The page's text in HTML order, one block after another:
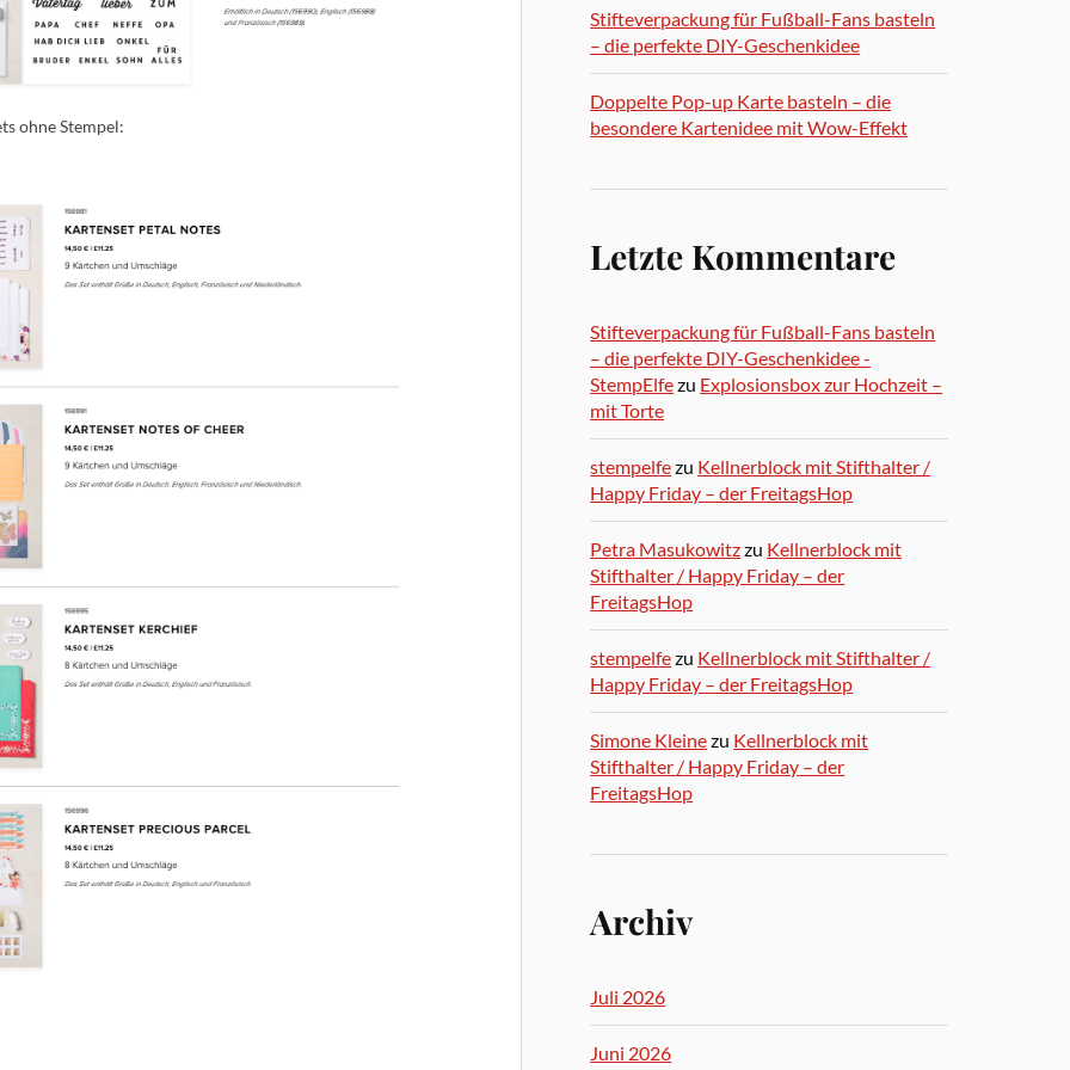
ohne Stempel:
Stifteverpackung für Fußball-Fans basteln
– die perfekte DIY-Geschenkidee
Doppelte Pop-up Karte basteln – die
besondere Kartenidee mit Wow-Effekt
Letzte Kommentare
Stifteverpackung für Fußball-Fans basteln
– die perfekte DIY-Geschenkidee -
StempElfezu Explosionsbox zur Hochzeit –
mit Torte
stempelfezu Kellnerblock mit Stifthalter /
Happy Friday – der FreitagsHop
Petra Masukowitzzu Kellnerblock mit
Stifthalter / Happy Friday – der
FreitagsHop
stempelfezu Kellnerblock mit Stifthalter /
Happy Friday – der FreitagsHop
Simone Kleinezu Kellnerblock mit
Stifthalter / Happy Friday – der
FreitagsHop
Archiv
Juli 2026
Juni 2026